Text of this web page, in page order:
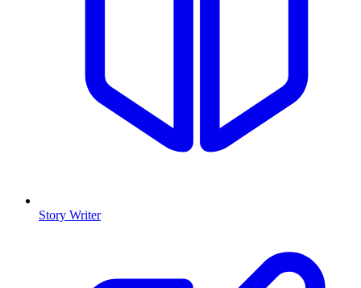
Story Writer